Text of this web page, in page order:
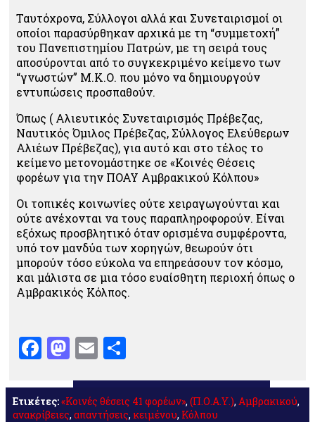
Ταυτόχρονα, Σύλλογοι αλλά και Συνεταιρισμοί οι
οποίοι παρασύρθηκαν αρχικά με τη “συμμετοχή”
του Πανεπιστημίου Πατρών, με τη σειρά τους
αποσύρονται από το συγκεκριμένο κείμενο των
“γνωστών” Μ.Κ.Ο. που μόνο να δημιουργούν
εντυπώσεις προσπαθούν.
Όπως ( Αλιευτικός Συνεταιρισμός Πρέβεζας,
Ναυτικός Όμιλος Πρέβεζας, Σύλλογος Ελεύθερων
Αλιέων Πρέβεζας), για αυτό και στο τέλος το
κείμενο μετονομάστηκε σε «Κοινές Θέσεις
φορέων για την ΠΟΑΥ Αμβρακικού Κόλπου»
Οι τοπικές κοινωνίες ούτε χειραγωγούνται και
ούτε ανέχονται να τους παραπληροφορούν. Είναι
εξόχως προσβλητικό όταν ορισμένα συμφέροντα,
υπό τον μανδύα των χορηγών, θεωρούν ότι
μπορούν τόσο εύκολα να επηρεάσουν τον κόσμο,
και μάλιστα σε μια τόσο ευαίσθητη περιοχή όπως ο
Αμβρακικός Κόλπος.
Facebook
Mastodon
Email
Ετικέτες:«Κοινές θέσεις 41 φορέων», (Π.Ο.Α.Υ.), Αμβρακικού,
ανακρίβειες, απαντήσεις, κειμένου, Κόλπου